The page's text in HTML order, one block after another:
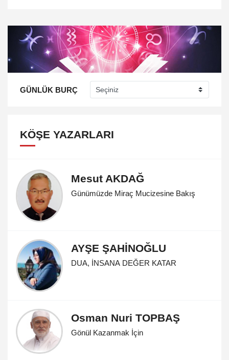
GÜNLÜK BURÇ
KÖŞE YAZARLARI
Mesut AKDAĞ
Günümüzde Miraç Mucizesine Bakış
AYŞE ŞAHİNOĞLU
DUA, İNSANA DEĞER KATAR
Osman Nuri TOPBAŞ
Gönül Kazanmak İçin